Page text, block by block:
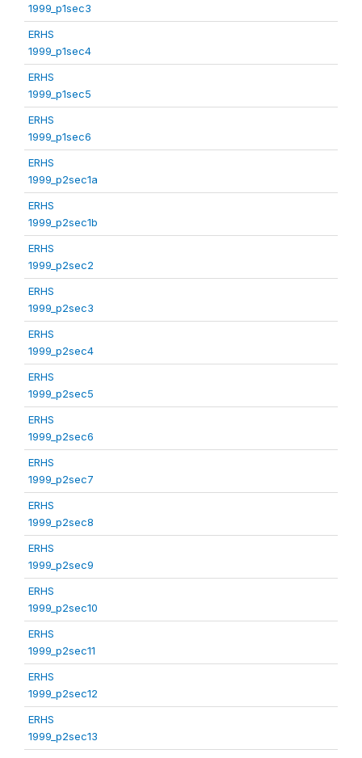
1999_p1sec3
ERHS
1999_p1sec4
ERHS
1999_p1sec5
ERHS
1999_p1sec6
ERHS
1999_p2sec1a
ERHS
1999_p2sec1b
ERHS
1999_p2sec2
ERHS
1999_p2sec3
ERHS
1999_p2sec4
ERHS
1999_p2sec5
ERHS
1999_p2sec6
ERHS
1999_p2sec7
ERHS
1999_p2sec8
ERHS
1999_p2sec9
ERHS
1999_p2sec10
ERHS
1999_p2sec11
ERHS
1999_p2sec12
ERHS
1999_p2sec13